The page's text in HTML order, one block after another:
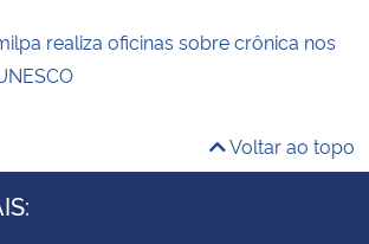
realiza oficinas sobre crônica nos
Voltar ao topo